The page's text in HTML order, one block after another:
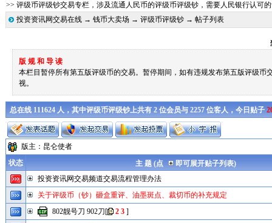
>> 评级币评级钞交易专栏，涉及流通人民币的评级币评级钞，需要人民银行认可
投资资讯网交易在线→ 钱币大卖场→ 评级币评级钞→ 帖子列表
版 规 和 导 读
本栏目暂停所有第五版评级币的交易。暂停期间，如有违规发布第五版评级
视。
总在线 111624 人，其中评级币评级钞上共有 2 位会员与 2257 位客人，今日贴子
版主： 昆仑使者
状态
主 题 (点
即可展开贴子列表)
投资资讯网交易频道交易流程管理办法
关于评级币（钞）砸盒重评、油墨斑点、裁切币的补充规定
802靓号刀 902刀[ 2 3]